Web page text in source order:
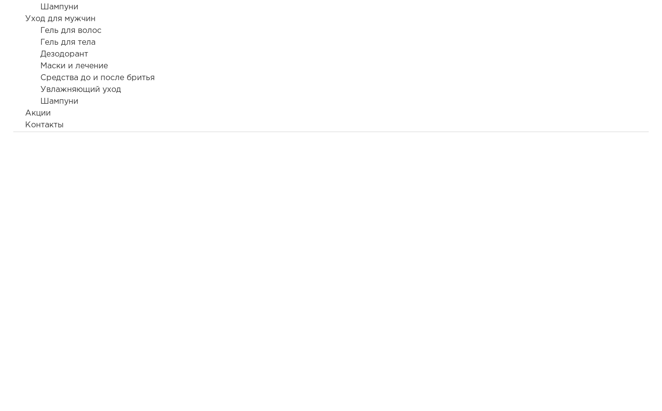
Шампуни
Уход для мужчин
Гель для волос
Гель для тела
Дезодорант
Маски и лечение
Средства до и после бритья
Увлажняющий уход
Шампуни
Акции
Контакты
Категории
Уход за лицом (1)
Солнцезащитные средства для
лица (1)
Уход за телом (2)
Солнцезащитные средства (2)
Фильтр